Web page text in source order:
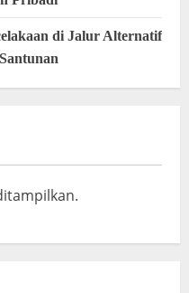
di Jalur Alternatif